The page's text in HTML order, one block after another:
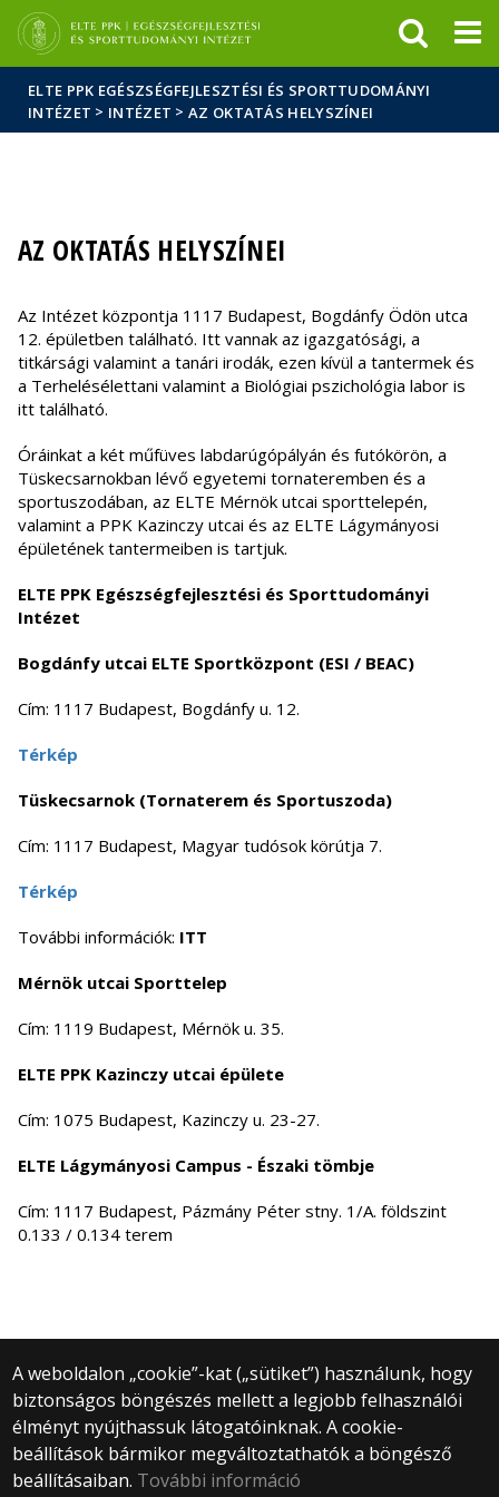
Hírek
Események
ELTE a
sajtóban
ELTE PPK EGÉSZSÉGFEJLESZTÉSI ÉS SPORTTUDOMÁNYI
INTÉZET > INTÉZET > AZ OKTATÁS HELYSZÍNEI
AZ OKTATÁS HELYSZÍNEI
Az Intézet központja 1117 Budapest, Bogdánfy Ödön utca
12. épületben található. Itt vannak az igazgatósági, a
titkársági valamint a tanári irodák, ezen kívül a tantermek és
a Terhelésélettani valamint a Biológiai pszichológia labor is
itt található.
Óráinkat a két műfüves labdarúgópályán és futókörön, a
Tüskecsarnokban lévő egyetemi tornateremben és a
sportuszodában, az ELTE Mérnök utcai sporttelepén,
valamint a PPK Kazinczy utcai és az ELTE Lágymányosi
épületének tantermeiben is tartjuk.
ELTE PPK Egészségfejlesztési és Sporttudományi
Intézet
Bogdánfy utcai ELTE Sportközpont (ESI / BEAC)
Cím: 1117 Budapest, Bogdánfy u. 12.
Térkép
Tüskecsarnok (Tornaterem és Sportuszoda)
Cím: 1117 Budapest, Magyar tudósok körútja 7.
Térkép
További információk: ITT
Mérnök utcai Sporttelep
Cím: 1119 Budapest, Mérnök u. 35.
ELTE PPK Kazinczy utcai épülete
Cím: 1075 Budapest, Kazinczy u. 23-27.
ELTE Lágymányosi Campus - Északi tömbje
Cím: 1117 Budapest, Pázmány Péter stny. 1/A. földszint
0.133 / 0.134 terem
A weboldalon „cookie”-kat („sütiket”) használunk, hogy
biztonságos böngészés mellett a legjobb felhasználói
élményt nyújthassuk látogatóinknak. A cookie-
beállítások bármikor megváltoztathatók a böngésző
beállításaiban. További információ
© 2025 Eötvös Loránd Tudományegyetem
Minden jog fenntartva.
1053 Budapest, Egyetem tér 1–3.
Központi telefonszám: +36 1 411 6500